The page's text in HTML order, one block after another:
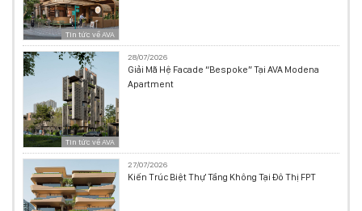
Tin tức về AVA
Tin tức về AVA
28/07/2026
Giải Mã Hệ Facade “Bespoke” Tại AVA Modena
Apartment
27/07/2026
Kiến Trúc Biệt Thự Tầng Không Tại Đô Thị FPT